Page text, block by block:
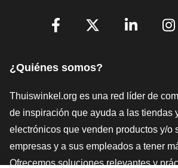
[_General:SocialMediaTitle]
¿Quiénes somos?
Thuiswinkel.org es una red líder de
de inspiración que ayuda a las tiendas
electrónicos que venden productos y/o
empresas y a sus empleados a tener
Ofrecemos soluciones relevantes y